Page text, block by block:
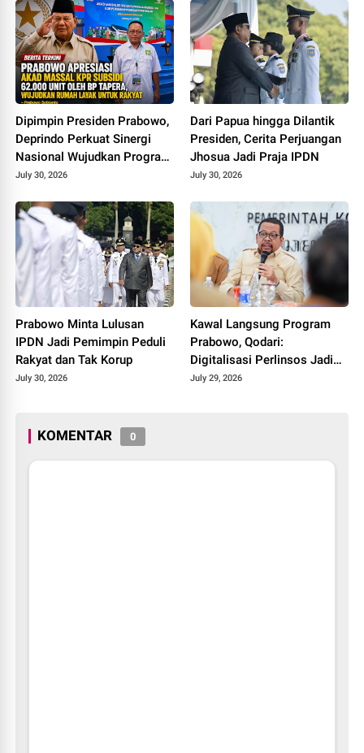
Dipimpin Presiden Prabowo,
Deprindo Perkuat Sinergi
Nasional Wujudkan Program
3 Juta Rumah
July 30, 2026
Dari Papua hingga Dilantik
Presiden, Cerita Perjuangan
Jhosua Jadi Praja IPDN
July 30, 2026
Prabowo Minta Lulusan
IPDN Jadi Pemimpin Peduli
Rakyat dan Tak Korup
July 30, 2026
Kawal Langsung Program
Prabowo, Qodari:
Digitalisasi Perlinsos Jadi
Kunci Keadilan Penyaluran
July 29, 2026
KOMENTAR 0